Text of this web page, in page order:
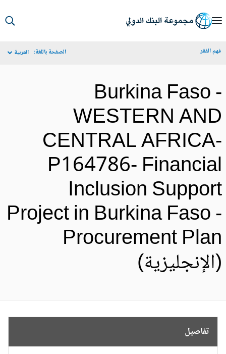
الفقر الصفحة باللغة: العربية
Burkina Faso
WESTERN
CENTRAL
P164786-
Inclusion
Project in Burkina Faso
Procurement
تفاصيل